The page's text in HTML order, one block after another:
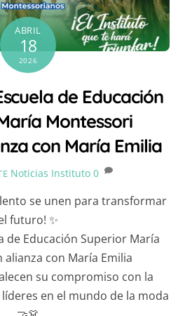
ABRIL
18
2026
de Educación
Montessori
con María Emilia
Noticias Instituto 0
se unen para transformar
futuro! ✨
de Educación Superior María
alianza con María Emilia
su compromiso con la
en el mundo de la moda